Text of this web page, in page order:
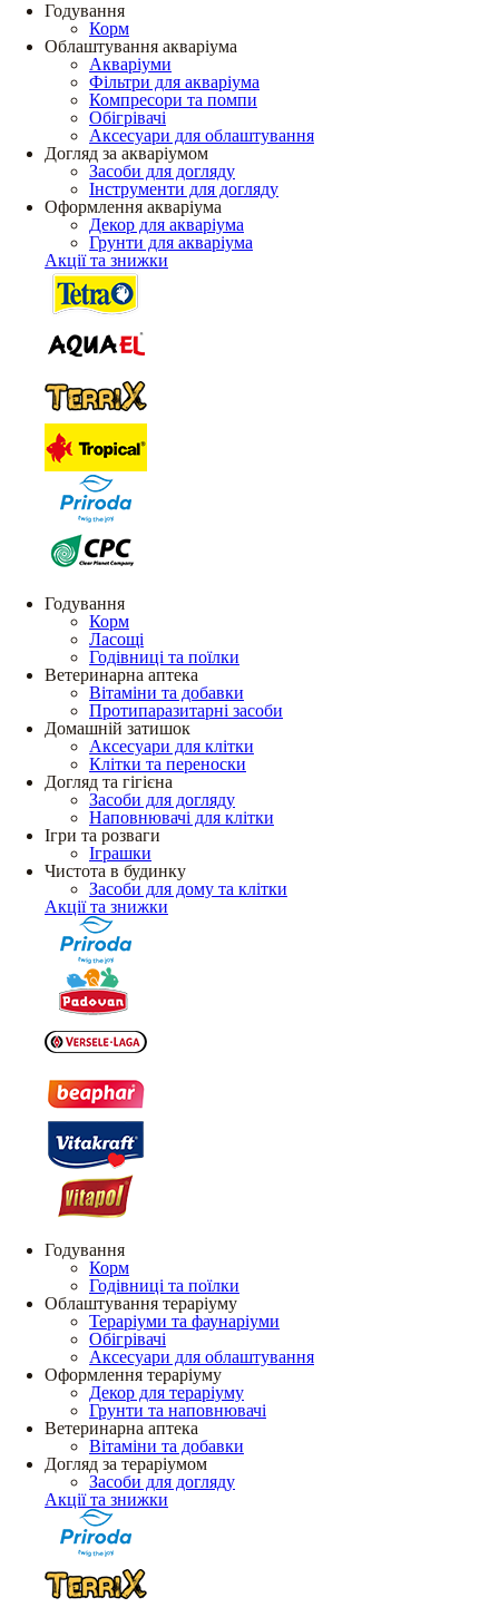
Годування
Корм
Облаштування акваріума
Акваріуми
Фільтри для акваріума
Компресори та помпи
Обігрівачі
Аксесуари для облаштування
Догляд за акваріумом
Засоби для догляду
Інструменти для догляду
Оформлення акваріума
Декор для акваріума
Грунти для акваріума
Акції та знижки
Годування
Корм
Ласощі
Годівниці та поїлки
Ветеринарна аптека
Вітаміни та добавки
Протипаразитарні засоби
Домашній затишок
Аксесуари для клітки
Клітки та переноски
Догляд та гігієна
Засоби для догляду
Наповнювачі для клітки
Ігри та розваги
Іграшки
Чистота в будинку
Засоби для дому та клітки
Акції та знижки
Годування
Корм
Годівниці та поїлки
Облаштування тераріуму
Тераріуми та фаунаріуми
Обігрівачі
Аксесуари для облаштування
Оформлення тераріуму
Декор для тераріуму
Грунти та наповнювачі
Ветеринарна аптека
Вітаміни та добавки
Догляд за тераріумом
Засоби для догляду
Акції та знижки